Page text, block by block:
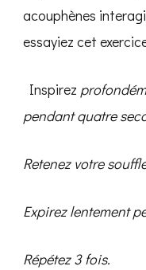
acouphènes
essayiez cet
‍ Inspirez
pendant quatre
Retenez votre
Expirez lentement
Répétez 3 fois.